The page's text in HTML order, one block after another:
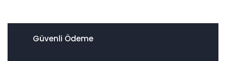
Güvenli Ödeme